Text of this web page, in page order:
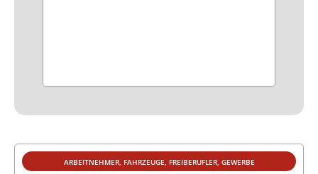
ARBEITNEHMER, FAHRZEUGE, FREIBERUFLER, GEWERBE